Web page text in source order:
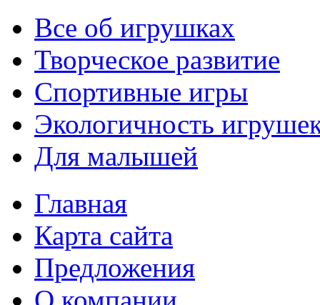
Все об игрушках
Творческое развитие
Спортивные игры
Экологичность
Для малышей
Главная
Карта сайта
Предложения